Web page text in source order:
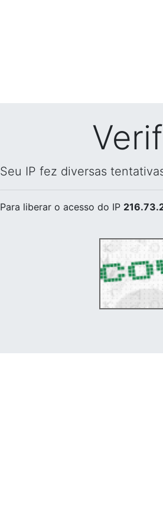
Seu IP fez diversas
Para liberar o acesso do IP